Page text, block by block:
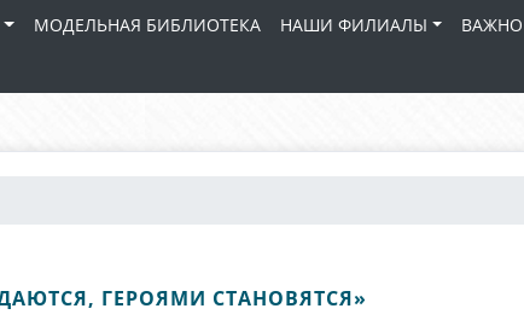
МОДЕЛЬНАЯ БИБЛИОТЕКА НАШИ ФИЛИАЛЫ
ВАЖНО
ГЕРОЯМИ СТАНОВЯТСЯ»